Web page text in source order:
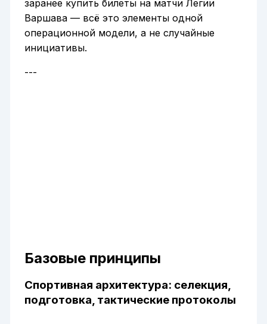
заранее купить билеты на матчи Легии
Варшава — всё это элементы одной
операционной модели, а не случайные
инициативы.
---
Базовые принципы
Спортивная архитектура: селекция,
подготовка, тактические протоколы